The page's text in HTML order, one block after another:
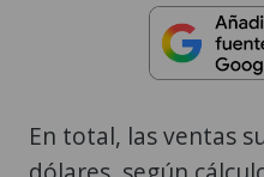
En total, las ventas